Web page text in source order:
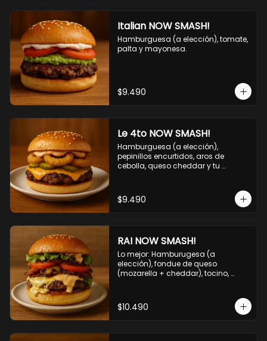
Italian NOW SMASH!
Hamburguesa (a elección), tomate,
palta y mayonesa.
$9.490
Le 4to NOW SMASH!
Hamburguesa (a elección),
pepinillos encurtidos, aros de
cebolla, queso cheddar y tu
$9.490
RAI NOW SMASH!
Lo mejor: Hamburugesa (a
elección), fondue de queso
(mozarella + cheddar), tocino,
NOW!
$10.490